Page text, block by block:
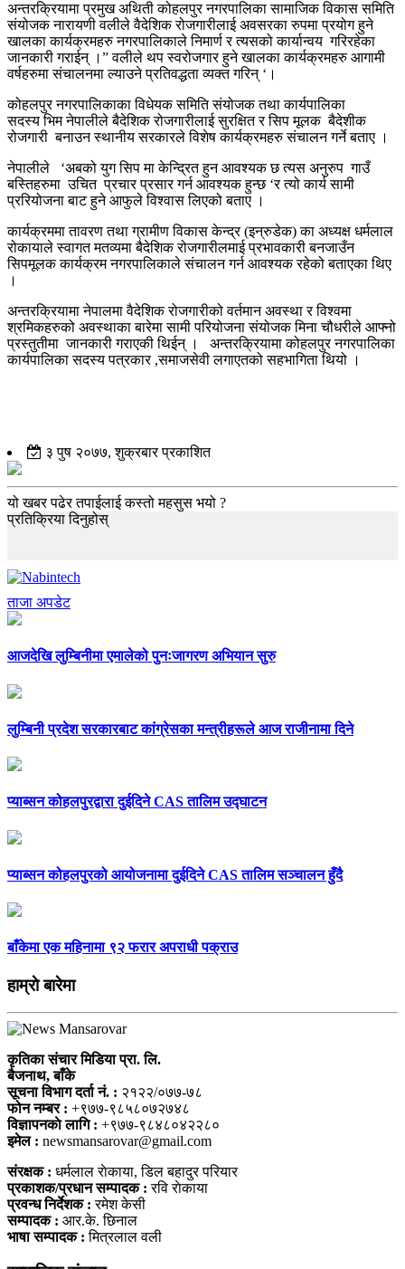
अन्तरक्रियामा प्रमुख अथिती कोहलपुर नगरपालिका सामाजिक विकास समिति
संयोजक नारायणी वलीले वैदेशिक रोजगारीलाई अवसरका रुपमा प्रयोग हुने
खालका कार्यक्रमहरु नगरपालिकाले निमार्ण र त्यसको कार्यान्वय गरिरहेका
जानकारी गराईन् ।” वलीले थप स्वरोजगार हुने खालका कार्यक्रमहरु आगामी
वर्षहरुमा संचालनमा ल्याउने प्रतिवद्धता व्यक्त गरिन् ‘।
कोहलपुर नगरपालिकाकाविधेयक समिति संयोजक तथा कार्यपालिका
सदस्य भिम नेपालीले बैदेशिक रोजगारीलाई सुरक्षित र सिप मूलक बैदेशीक
रोजगारी बनाउन स्थानीय सरकारले विशेष कार्यक्रमहरु संचालन गर्ने बताए ।
नेपालीले ‘अबको युग सिप मा केन्द्रित हुन आवश्यक छ त्यस अनुरुप गाउँ
बस्तिहरुमा उचित प्रचार प्रसार गर्न आवश्यक हुन्छ ‘र त्यो कार्य सामी
प्ररियोजना बाट हुने आफुले विश्वास लिएको बताए ।
कार्यक्रममा तावरण तथा ग्रामीण विकास केन्द्र (इन्रुडेक) का अध्यक्ष धर्मलाल
रोकायाले स्वागत मतव्यमा बैदेशिक रोजगारीलमाई प्रभावकारी बनजाउँन
सिपमूलक कार्यक्रम नगरपालिकाले संचालन गर्न आवश्यक रहेको बताएका थिए
।
अन्तरक्रियामा नेपालमा वैदेशिक रोजगारीको वर्तमान अवस्था र विश्वमा
श्रमिकहरुको अवस्थाका बारेमा सामी परियोजना संयोजक मिना चौधरीले आफ्नो
प्रस्तुतीमा जानकारी गराएकी थिईन् । अन्तरक्रियामा कोहलपुर नगरपालिका
कार्यपालिका सदस्य पत्रकार ,समाजसेवी लगाएतको सहभागिता थियो ।
३ पुष २०७७, शुक्रबार प्रकाशित
यो खबर पढेर तपाईलाई कस्तो महसुस भयो ?
प्रतिक्रिया दिनुहोस्
ताजा अपडेट
आजदेखि लुम्बिनीमा एमालेको पुनःजागरण अभियान सुरु
लुम्बिनी प्रदेश सरकारबाट कांग्रेसका मन्त्रीहरूले आज राजीनामा दिने
प्याब्सन कोहलपुरद्वारा दुईदिने CAS तालिम उद्घाटन
प्याब्सन कोहलपुरको आयोजनामा दुईदिने CAS तालिम सञ्चालन हुँदै
बाँकेमा एक महिनामा ९२ फरार अपराधी पक्राउ
हाम्राे बारेमा
कृतिका संचार मिडिया प्रा. लि.
बैजनाथ, बाँके
सूचना विभाग दर्ता नं. : २१२२/०७७-७८
फोन नम्बर : +९७७-९८५८०७२७४८
विज्ञापनकाे लागि : +९७७-९८४८०४२२८०
इमेल : newsmansarovar@gmail.com
संरक्षक : धर्मलाल राेकाया, डिल बहादुर परियार
प्रकाशक/प्रधान सम्पादक : रवि राेकाया
प्रवन्ध निर्देशक : रमेश केसी
सम्पादक : आर.के. छिनाल
भाषा सम्पादक : मित्रलाल वली